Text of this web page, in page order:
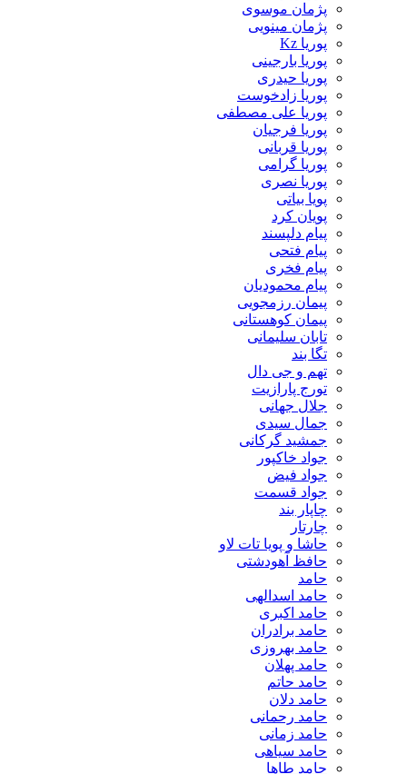
پژمان موسوی
پژمان مینویی
پوریا Kz
پوریا بارجینی
پوریا حیدری
پوریا زادخوست
پوریا علی مصطفی
پوریا فرجیان
پوریا قربانی
پوریا گرامی
پوریا نصری
پویا بیاتی
پویان کرد
پیام دلپسند
پیام فتحی
پیام فخری
پیام محمودیان
پیمان رزمجویی
پیمان کوهستانی
تابان سلیمانی
تگا بند
تهم و جی دال
تورج پارازیت
جلال جهانی
جمال سیدی
جمشید گرکانی
جواد خاکپور
جواد فیض
جواد قسمت
چاپار بند
چارتار
حاشا و پویا تات لاو
حافظ آهودشتی
حامد
حامد اسدالهی
حامد اکبری
حامد برادران
حامد بهروزی
حامد پهلان
حامد حاتم
حامد دلان
حامد رحمانی
حامد زمانی
حامد سیاهی
حامد طاها